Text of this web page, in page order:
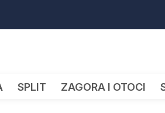
SPLIT ZAGORA I OTOCI